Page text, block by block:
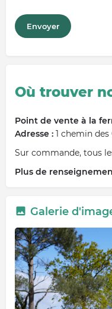
Où trouver
Point de vente à la
Adresse : 1 chemin des
Sur commande, tous
Plus de
Galerie